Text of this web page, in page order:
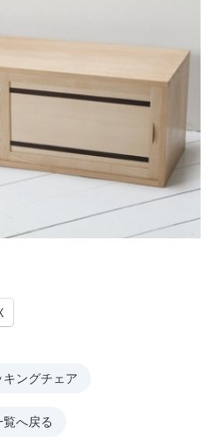
キングチェア
覧へ戻る